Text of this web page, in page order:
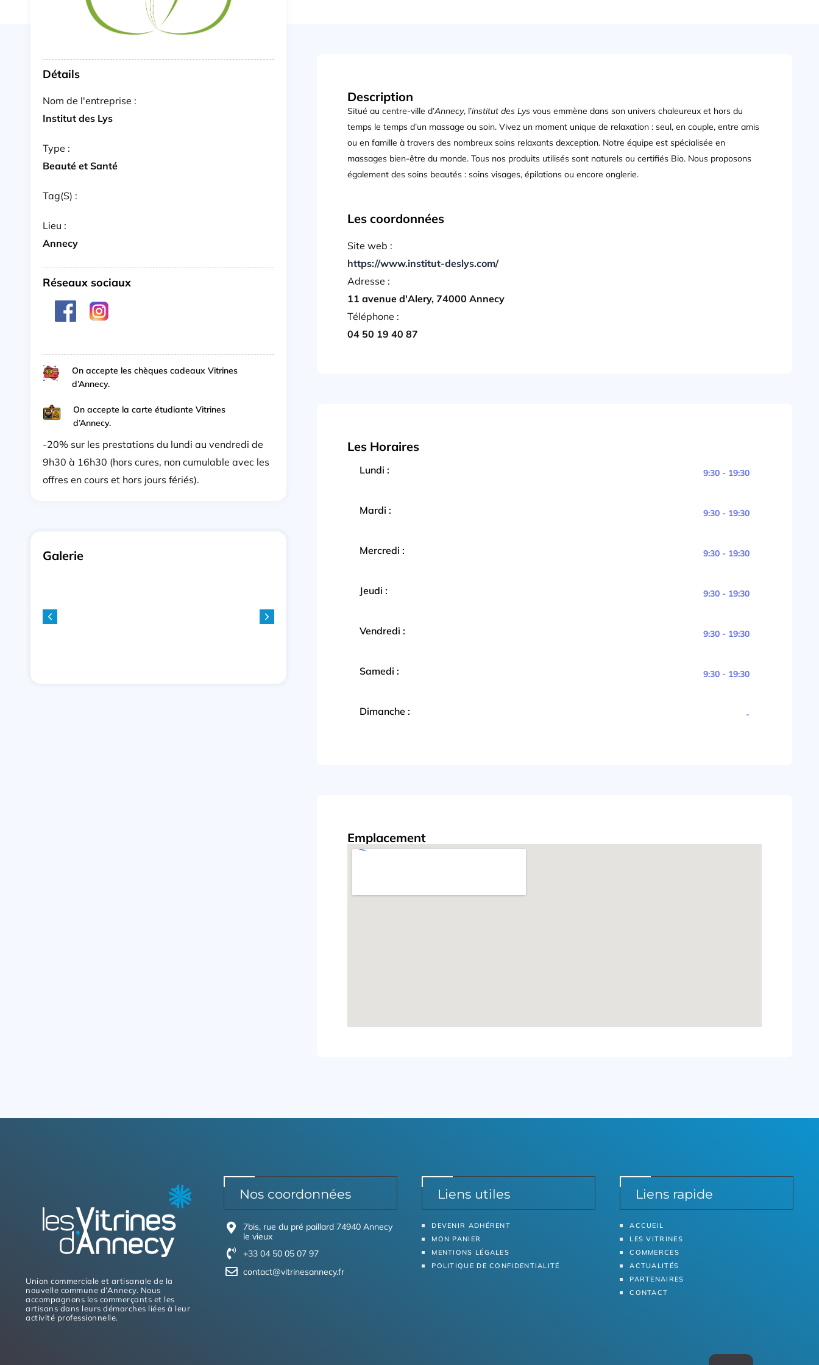
Détails
Nom de l'entreprise :
Institut des Lys
Type :
Beauté et Santé
Tag(s) :
Lieu :
Annecy
Réseaux sociaux
On accepte les chèques cadeaux Vitrines
d’Annecy.
On accepte la carte étudiante Vitrines
d’Annecy.
-20% sur les prestations du lundi au vendredi de
9h30 à 16h30 (hors cures, non cumulable avec les
offres en cours et hors jours fériés).
Galerie
Description
Situé au centre-ville d’Annecy, l’institut des Lys vous emmène dans son univers chaleureux et hors du
temps le temps d’un massage ou soin. Vivez un moment unique de relaxation : seul, en couple, entre amis
ou en famille à travers des nombreux soins relaxants dexception. Notre équipe est spécialisée en
massages bien-être du monde. Tous nos produits utilisés sont naturels ou certifiés Bio. Nous proposons
également des soins beautés : soins visages, épilations ou encore onglerie.
Les coordonnées
Site web :
https://www.institut-deslys.com/
Adresse :
11 avenue d'Alery, 74000 Annecy
Téléphone :
04 50 19 40 87
Les Horaires
Lundi :
Mardi :
Mercredi :
Jeudi :
Vendredi :
Samedi :
Dimanche :
9:30 - 19:30
9:30 - 19:30
9:30 - 19:30
9:30 - 19:30
9:30 - 19:30
9:30 - 19:30
-
Emplacement
Union commerciale et artisanale de la
nouvelle commune d’Annecy. Nous
accompagnons les commerçants et les
artisans dans leurs démarches liées à leur
activité professionnelle.
Nos coordonnées
7bis, rue du pré paillard 74940 Annecy
le vieux
+33 04 50 05 07 97
contact@vitrinesannecy.fr
Liens utiles
DEVENIR ADHÉRENT
MON PANIER
MENTIONS LÉGALES
POLITIQUE DE CONFIDENTIALITÉ
Liens rapide
ACCUEIL
LES VITRINES
COMMERCES
ACTUALITÉS
PARTENAIRES
CONTACT